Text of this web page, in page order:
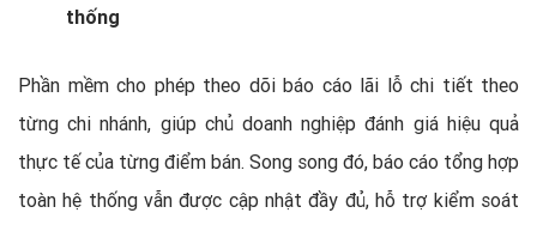
thống
Phần mềm cho phép theo dõi báo cáo lãi lỗ chi tiết theo
từng chi nhánh, giúp chủ doanh nghiệp đánh giá hiệu quả
thực tế của từng điểm bán. Song song đó, báo cáo tổng hợp
toàn hệ thống vẫn được cập nhật đầy đủ, hỗ trợ kiểm soát